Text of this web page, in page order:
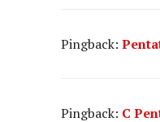
Pingback:
Pingback: C